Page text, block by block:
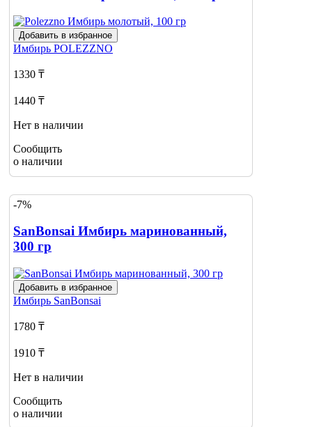
Добавить в избранное
Имбирь POLEZZNO
1330 ₸
1440 ₸
Нет в наличии
Сообщить
о наличии
-7%
SanBonsai Имбирь маринованный,
300 гр
Добавить в избранное
Имбирь SanBonsai
1780 ₸
1910 ₸
Нет в наличии
Сообщить
о наличии